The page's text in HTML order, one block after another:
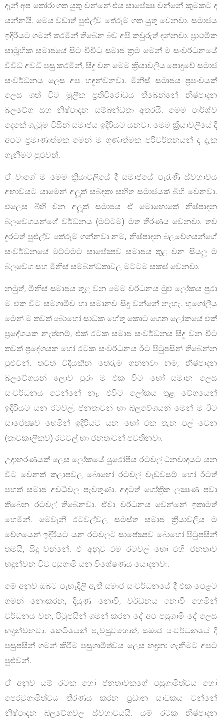
දැන් අප තෝරා ගත යුතු වන්නේ එය සාපේක්‍ෂ වන්නේ කුමකට ද
යන්නයි. මෙය වඩාත් පුළුල්ව තේරුම් ගත යුතු වෙනවා. සමාජය
ඉදිරියට ගමන් කරමින් තිබෙන බව අපි කවුරුත් දන්නවා. ප‍්‍රාථමික
සාමූහික සමාජයේ සිට විවිධ සමාජ ක්‍රම මෙන් ම සංවර්ධනයේ
විවිධ අවධි පසු කරමින්, සිදු වන මෙම ක්‍රියාවලිය පොදුවේ සමාජ
සංවර්ධනය ලෙස අප හඳුන්වනවා. මිනිස් සමාජය ප්‍රපංචයක්
ලෙස ගත් විට මූලික ප්‍රතිවිරෝධය තිබෙන්නේ නිෂ්පාදන
බලවේග සහ නිෂ්පාදන සම්බන්ධතා අතරයි. මෙම පාර්ශ්ව
දෙකේ ගැටුම විසින් සමාජය ඉදිරියට යනවා. මෙම ක්‍රියාවලියේ දී
අපට ප්‍රමාණාත්මක මෙන් ම ගුණාත්මක පරිවර්තනයන් ද දැක
ගැනීමට පුළුවන්.
ඒ වාගේ ම මෙම ක්‍රියාවලියේ දී සමාජයේ පැරැණි ස්වභාවය
අභාවයට යාමෙන් අලූත් සබඳතා සහිත සමාජයක් බිහි වෙනවා.
එලෙස බිහි වන අලූත් සමාජය ඒ මොහොතේ නිෂ්පාදන
බලවේගයන්ගේ වර්ධනය (මට්ටම) මත තීරණය වෙනවා. තව
දුරටත් පුළුල්ව තේරුම් ගන්නවා නම්, නිෂ්පාදන බලවේගයන්ගේ
සංවර්ධනයේ මට්ටමට සාපේක්‍ෂව සමාජය තුළ වන සියලූ ම
බලවේග සහ මිනිස් සම්බන්ධතාවල මට්ටම සකස් වෙනවා.
නමුත්, මිනිස් සමාජය තුළ වන මෙම වර්ධනය මුළු ලෝකය පුරා
ම එක විට සමගාමීව හා සමානව සිදු වන්නේ නැහැ. භූගෝලීය
මෙන් ම තවත් බොහෝ සාධක හේතු කොට ගෙන ලෝකයේ එක්
ප්‍රදේශයක නැත්නම්, එක් රටක සමාජ සංවර්ධනය සිදු වන විට
තවත් ප්‍රදේශයක හෝ රටක සංවර්ධනය ඊට පිටුපසින් තිබෙන්න
පුළුවන්. තවත් විදියකින් තේරුම් ගන්නවා නම්, නිෂ්පාදන
බලවේගයන් ලොව පුරා ම එක විට හෝ සමාන ලෙස
සංවර්ධනය වෙන්නේ නෑ. එවිට ලෝකය තුළ වේගයෙන්
ඉදිරියට යන රටවල්, ජනතාවන් හා බලවේගයන් මෙන් ම ඊට
සාපේක්‍ෂව හෙමින් ඉදිරියට යන හෝ එක තැන පල් වෙන
(තාවකාලිකව) රටවල් හා ජනතාවන් පවතිනවා.
උදාහරණයක් ලෙස ලෝකයේ යුරෝපීය රටවල් ධනවාදයට යන
විට වෙනත් කලාපවල බොහෝ රටවල් වැඩවසම් හෝ ඊටත්
පහත් සමාජ අවධිවල පැවතුණා. අදටත් ගෝත්‍රික ලක්‍ෂණ පවා
තිබෙන රටවල් තිබෙනවා. ඒවා වර්ධනය වෙන්නේ ඉතාමත්
හෙමින්. මෙවැනි රටවල්වල සමස්ත සමාජ ක්‍රියාවලිය ම
වේගයෙන් ඉදිරියට යන රටවලට සාපේක්‍ෂව බොහෝ පිටුපසින්
තමයි, සිදු වන්නේ. ඒ අනුව එම රටවල් හෝ එහි ජනතාව
හඳුන්වන විට පසුගාමී යන විශේෂණය යොදනවා.
මේ අනුව ඔබට පැහැදිලි ඇති සමාජ සංවර්ධනයේ දී එක පෙළට
ගමන් නොකරන, දියුණු නොවී, වර්ධනය නොවී හෙමින්
වර්ධනය වන, පිටුපසින් ගමන් කරන දේ අප පසුගාමී දේ ලෙස
හඳුන්වනවා. කෙටියෙන් පැවසුවහොත්, සමාජ සංවර්ධනයේ දී
පසුපසින් ගමන් කිරීම පසුගාමීත්වය ලෙස හඳුනා ගැනීමට අපට
පුළුවන්.
ඒ අනුව යම් රටක හෝ ජනතාවකගේ පසුගාමීත්වය හෝ
පෙරටුගාමීත්වය තීරණය කරන ප්‍රධාන සාධකය වන්නේ
නිෂ්පාදන බලවේගවල ස්වභාවයයි. යම් රටක නිෂ්පාදන